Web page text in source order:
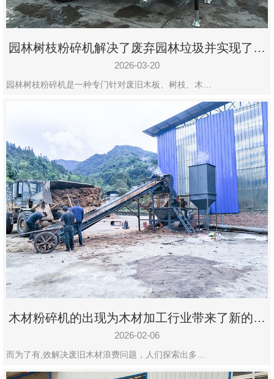
园林树枝粉碎机解决了废弃园林垃圾并实现了再
利用
2026-03-20
园林树枝粉碎机是一种专门针对废旧木板、树枝、木…
木材粉碎机的出现为木材加工行业带来了新的变
化
2026-02-06
而为了有,效解决废旧木材浪费问题，人们探索出多…